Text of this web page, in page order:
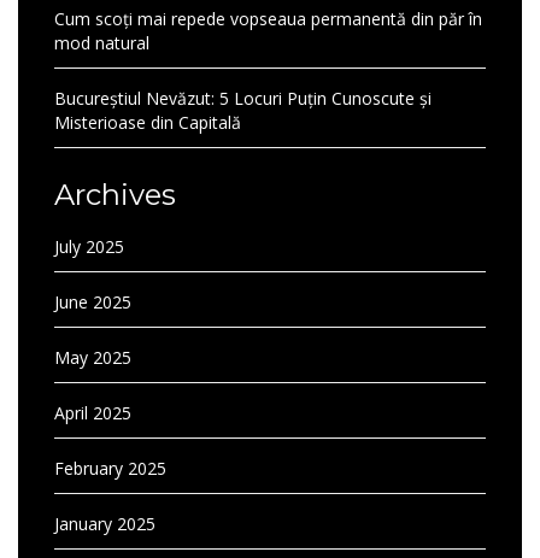
Cum scoți mai repede vopseaua permanentă din păr în
mod natural
Bucureștiul Nevăzut: 5 Locuri Puțin Cunoscute și
Misterioase din Capitală
Archives
July 2025
June 2025
May 2025
April 2025
February 2025
January 2025